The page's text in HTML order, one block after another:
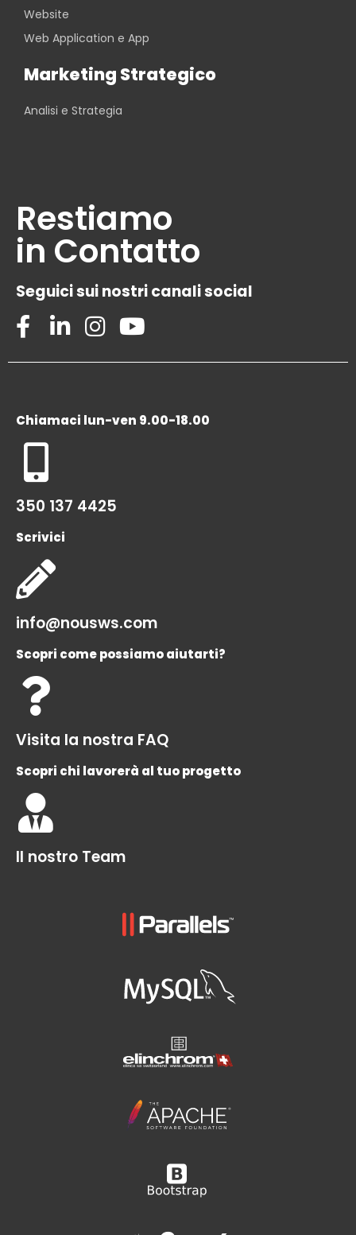
Website
Web Application e App
Marketing Strategico
Analisi e Strategia
Restiamo
in Contatto
Seguici sui nostri canali social
Chiamaci lun-ven 9.00-18.00
350 137 4425
Scrivici
info@nousws.com
Scopri come possiamo aiutarti?
Visita la nostra FAQ
Scopri chi lavorerà al tuo progetto
Il nostro Team